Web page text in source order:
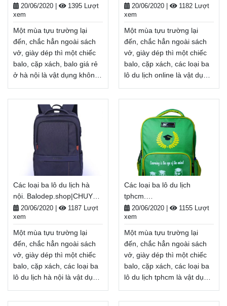
Giao hàng toàn quốc, Miễn
phí đổi trả hàng, thanh toán
tiền khi nhận hàng
Xem thêm
xách. Giao hàng toàn quốc,
Miễn phí đổi trả hàng,
thanh toán tiền khi nhận
hàngXem thêm
BALO-TÚI XÁCH–VALI ĐẸP
20/06/2020
1395 Lượt
xem
Một mùa tựu trường lại
đến, chắc hẳn ngoài sách
vở, giày dép thì một chiếc
balo, cặp xách, balo giá rẻ
ở hà nội là vật dụng không
lượng cho một năm học
mới đầy tươi sáng. Nhân
dịp năm học
mới, Balodep.shop tri ân
khách hàng với những
chương trình ưu đãi,
khuyến mãi vô cùng hấp
dẫn và đa dạng sản phẩm.
Balodep.shop|Chuyên balo
giá rẻ ở hà nội, Balo-Túi
xách. Giao hàng toàn quốc,
Miễn phí đổi trả hàng,
thanh toán tiền khi nhận
hàngXem thêm
BALO-TÚI XÁCH–VALI ĐẸP
20/06/2020
1182 Lượt
xem
Một mùa tựu trường lại
đến, chắc hẳn ngoài sách
vở, giày dép thì một chiếc
balo, cặp xách, các loại ba
lô du lịch online là vật dụng
năng lượng cho một năm
học mới đầy tươi sáng.
Nhân dịp năm học
mới, Balodep.shop tri ân
khách hàng với những
chương trình ưu đãi,
khuyến mãi vô cùng hấp
dẫn và đa dạng sản phẩm.
Balodep.shop|Chuyên các
loại ba lô du lịch
online, Balo-Túi xách. Giao
hàng toàn quốc, Miễn phí
đổi trả hàng, thanh toán
tiền khi nhận hàng
Xem thêm
Các loại ba lô du lịch hà
nội. Balodep.shop|CHUYÊN
BALO-TÚI XÁCH–VALI ĐẸP
20/06/2020
1187 Lượt
xem
Một mùa tựu trường lại
đến, chắc hẳn ngoài sách
vở, giày dép thì một chiếc
balo, cặp xách, các loại ba
lô du lịch hà nội là vật dụng
không thể thiếu, tiếp thêm
năng lượng cho một năm
Các loại ba lô du lịch
tphcm.
Balodep.shop|CHUYÊN
BALO-TÚI XÁCH–VALI ĐẸP
20/06/2020
1155 Lượt
xem
Một mùa tựu trường lại
đến, chắc hẳn ngoài sách
vở, giày dép thì một chiếc
balo, cặp xách, các loại ba
lô du lịch tphcm là vật dụng
không thể thiếu, tiếp thêm
năng lượng cho một năm